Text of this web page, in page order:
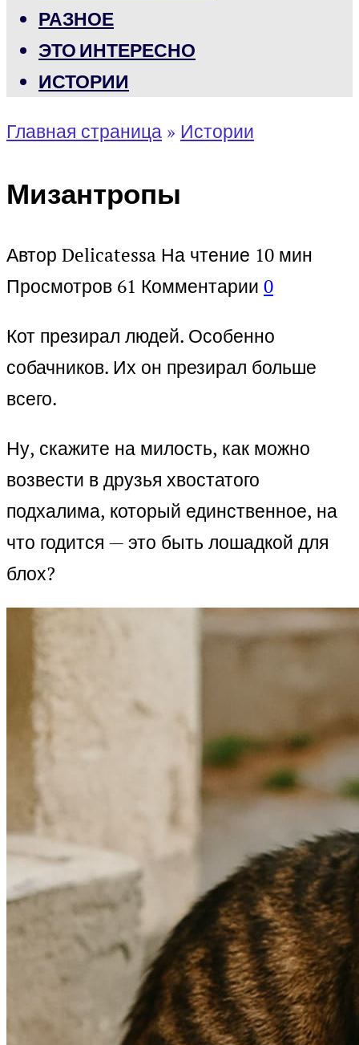
РАЗНОЕ
ЭТО ИНТЕРЕСНО
ИСТОРИИ
Главная страница » Истории
Мизантропы
Автор Delicatessa На чтение 10 мин
Просмотров 61 Комментарии 0
Кот презирал людей. Особенно
собачников. Их он презирал больше
всего.
Ну, скажите на милость, как можно
возвести в друзья хвостатого
подхалима, который единственное, на
что годится — это быть лошадкой для
блох?